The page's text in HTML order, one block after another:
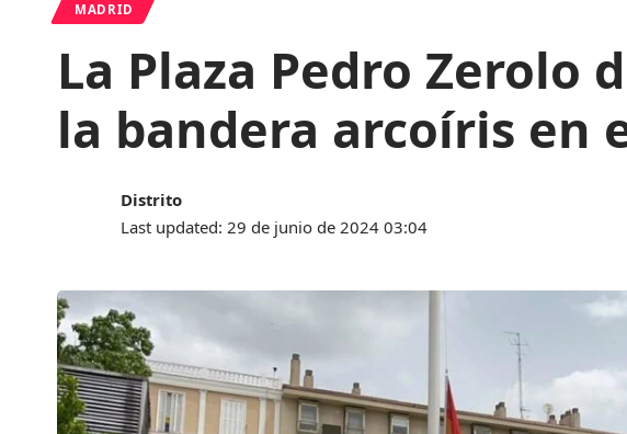
MADRID
La Plaza Pedro Zerolo
la bandera arcoíris en
Last updated: 29 de junio de 2024 03:04
Distrito